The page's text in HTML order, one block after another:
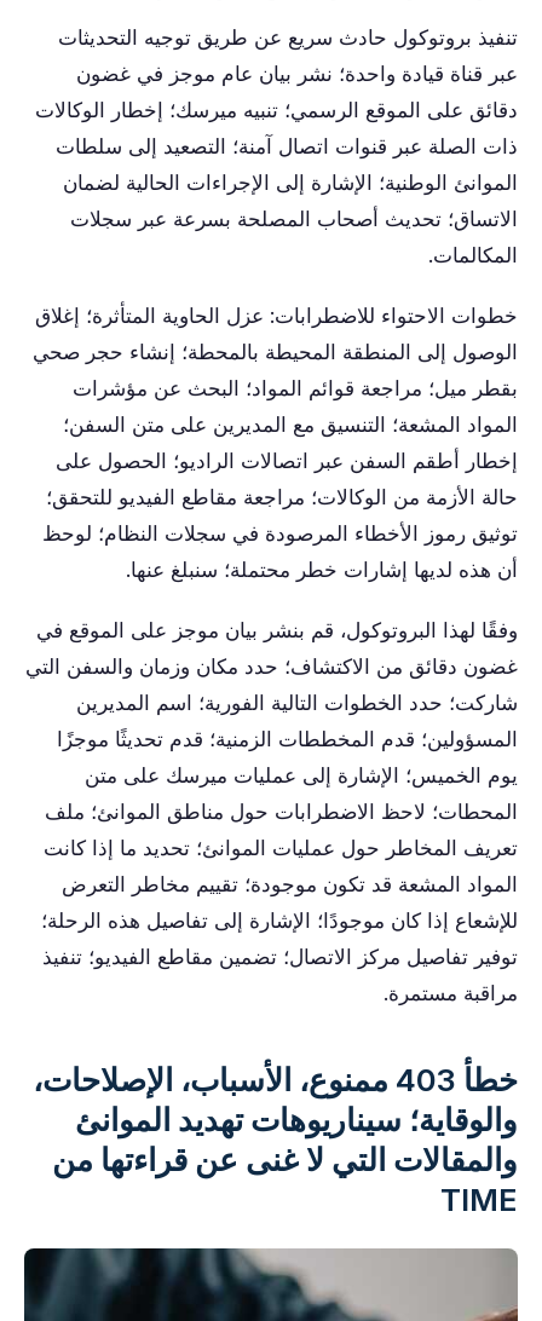
تنفيذ بروتوكول حادث سريع عن طريق توجيه التحديثات
عبر قناة قيادة واحدة؛ نشر بيان عام موجز في غضون
دقائق على الموقع الرسمي؛ تنبيه ميرسك؛ إخطار الوكالات
ذات الصلة عبر قنوات اتصال آمنة؛ التصعيد إلى سلطات
الموانئ الوطنية؛ الإشارة إلى الإجراءات الحالية لضمان
الاتساق؛ تحديث أصحاب المصلحة بسرعة عبر سجلات
المكالمات.
خطوات الاحتواء للاضطرابات: عزل الحاوية المتأثرة؛ إغلاق
الوصول إلى المنطقة المحيطة بالمحطة؛ إنشاء حجر صحي
بقطر ميل؛ مراجعة قوائم المواد؛ البحث عن مؤشرات
المواد المشعة؛ التنسيق مع المديرين على متن السفن؛
إخطار أطقم السفن عبر اتصالات الراديو؛ الحصول على
حالة الأزمة من الوكالات؛ مراجعة مقاطع الفيديو للتحقق؛
توثيق رموز الأخطاء المرصودة في سجلات النظام؛ لوحظ
أن هذه لديها إشارات خطر محتملة؛ سنبلغ عنها.
وفقًا لهذا البروتوكول، قم بنشر بيان موجز على الموقع في
غضون دقائق من الاكتشاف؛ حدد مكان وزمان والسفن التي
شاركت؛ حدد الخطوات التالية الفورية؛ اسم المديرين
المسؤولين؛ قدم المخططات الزمنية؛ قدم تحديثًا موجزًا
يوم الخميس؛ الإشارة إلى عمليات ميرسك على متن
المحطات؛ لاحظ الاضطرابات حول مناطق الموانئ؛ ملف
تعريف المخاطر حول عمليات الموانئ؛ تحديد ما إذا كانت
المواد المشعة قد تكون موجودة؛ تقييم مخاطر التعرض
للإشعاع إذا كان موجودًا؛ الإشارة إلى تفاصيل هذه الرحلة؛
توفير تفاصيل مركز الاتصال؛ تضمين مقاطع الفيديو؛ تنفيذ
مراقبة مستمرة.
خطأ 403 ممنوع، الأسباب، الإصلاحات،
والوقاية؛ سيناريوهات تهديد الموانئ
والمقالات التي لا غنى عن قراءتها من
TIME